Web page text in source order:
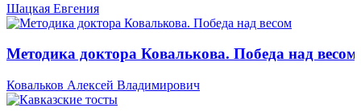
Шацкая Евгения
Методика доктора Ковалькова. Победа над весом
Ковальков Алексей Владимирович